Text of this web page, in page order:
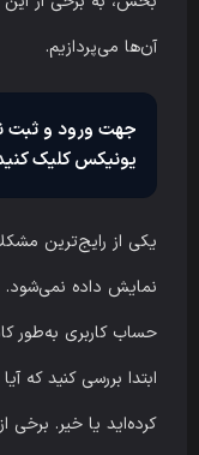
آن‌ها می‌پردازیم.
جهت ورود و ثبت
یونیکس کلیک
نمایش داده نمی‌شود.
حساب کاربری به‌طور